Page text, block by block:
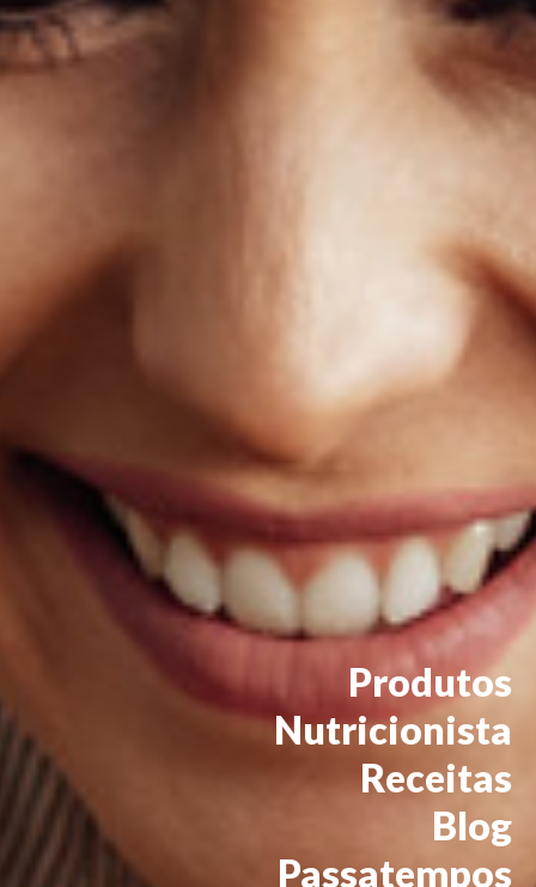
Produtos
Nutricionista
Receitas
Blog
Passatempos